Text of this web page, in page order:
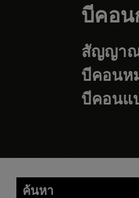
ค้นหา
บีคอน
สัญญาณ
บีคอนห
บีคอนแ